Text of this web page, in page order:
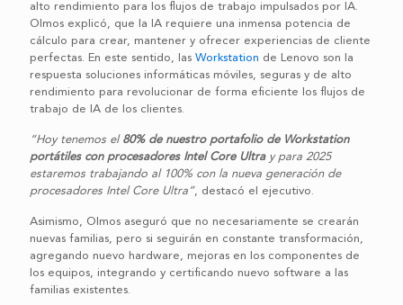
alto rendimiento para los flujos de trabajo impulsados por IA.
Olmos explicó, que la IA requiere una inmensa potencia de
cálculo para crear, mantener y ofrecer experiencias de cliente
perfectas. En este sentido, las Workstation de Lenovo son la
respuesta soluciones informáticas móviles, seguras y de alto
rendimiento para revolucionar de forma eficiente los flujos de
trabajo de IA de los clientes.
“Hoy tenemos el 80% de nuestro portafolio de Workstation
portátiles con procesadores Intel Core Ultray para 2025
estaremos trabajando al 100% con la nueva generación de
procesadores Intel Core Ultra”, destacó el ejecutivo.
Asimismo, Olmos aseguró que no necesariamente se crearán
nuevas familias, pero si seguirán en constante transformación,
agregando nuevo hardware, mejoras en los componentes de
los equipos, integrando y certificando nuevo software a las
familias existentes.